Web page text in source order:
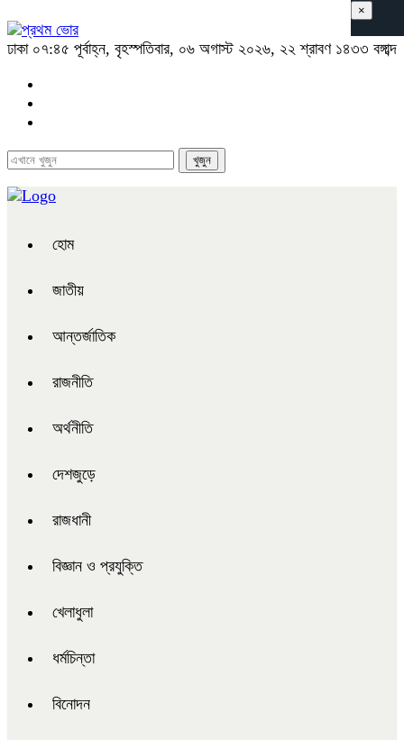
ঢাকা ০৭:৪৫ পূর্বাহ্ন, বৃহস্পতিবার, ০৬ অগাস্ট ২০২৬, ২২ শ্রাবণ ১৪৩৩ বঙ্গাব্দ
হোম
জাতীয়
আন্তর্জাতিক
রাজনীতি
অর্থনীতি
দেশজুড়ে
রাজধানী
বিজ্ঞান ও প্রযুক্তি
খেলাধুলা
ধর্মচিন্তা
বিনোদন
×